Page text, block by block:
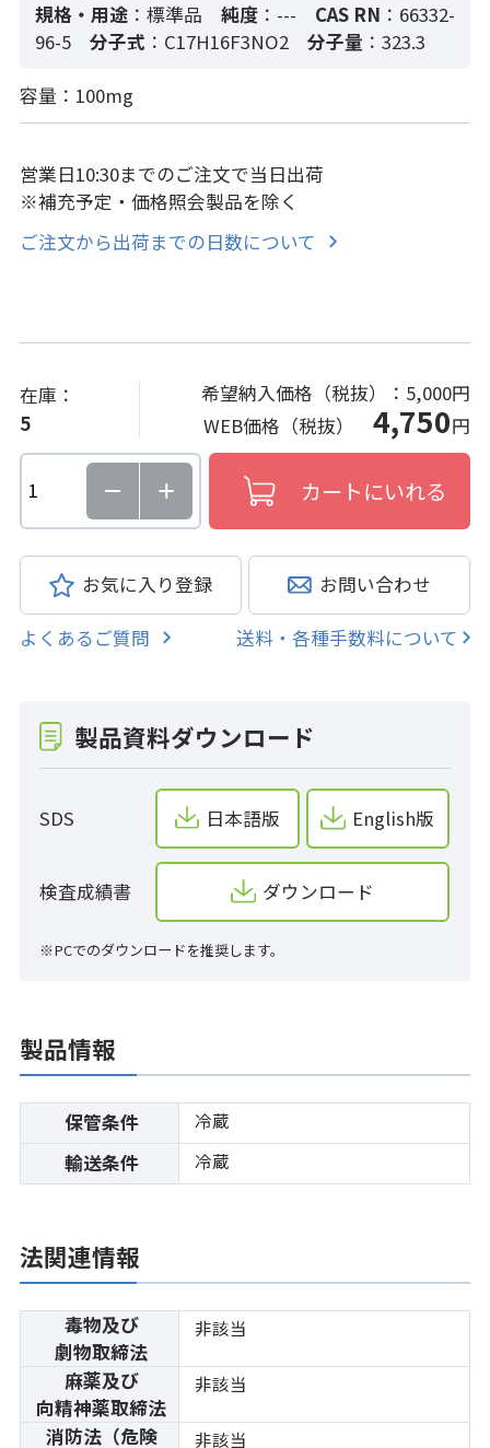
規格・用途 ：標準品 純度：--- CAS RN ：66332-
96-5
分子式 ：C17H16F3NO2 分子量 ：323.3
容量：100mg
営業日10:30までのご注文で当日出荷
※補充予定・価格照会製品を除く
ご注文から出荷までの日数について
在庫：
5
希望納入価格（税抜）： 5,000円
WEB価格（税抜）4,750円
お気に入り登録 お問い合わせ
よくあるご質問 送料・各種手数料について
製品資料ダウンロード
SDS 日本語版 English版
検査成績書 ダウンロード
※PCでのダウンロードを推奨します。
製品情報
保管条件 冷蔵
輸送条件 冷蔵
法関連情報
毒物及び
劇物取締法
非該当
麻薬及び
向精神薬取締法
非該当
消防法（危険 非該当